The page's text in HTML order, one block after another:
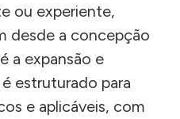
ou experiente,
desde a concepção
a expansão e
estruturado para
e aplicáveis, com